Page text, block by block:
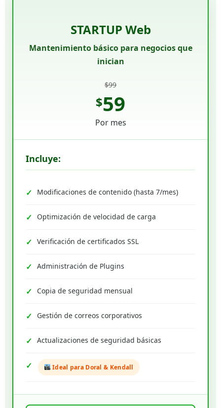
STARTUP Web
Mantenimiento básico para negocios que
inician
$99
$59
Por mes
Incluye:
Modificaciones de contenido (hasta 7/mes)
Optimización de velocidad de carga
Verificación de certificados SSL
Administración de Plugins
Copia de seguridad mensual
Gestión de correos corporativos
Actualizaciones de seguridad básicas
Ideal para Doral & Kendall